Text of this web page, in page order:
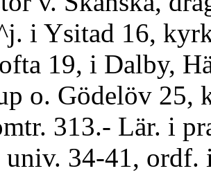
i Ysitad 16,
19, i Dalby,
o. Gödelöv 25,
313.- Lär. i
univ. 34-41, ordf.